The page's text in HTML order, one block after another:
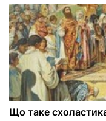
Що таке схоластика